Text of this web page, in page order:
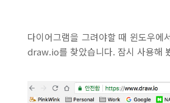
다이어그램을 그려야할 때 윈도우
draw.io를 찾았습니다. 잠시 사용해